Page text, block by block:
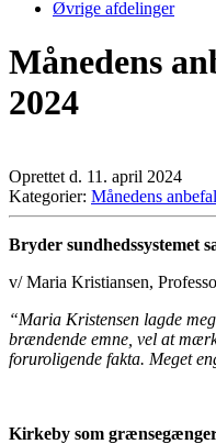
Øvrige afdelinger
Månedens
2024
Oprettet d. 11. april 2024
Kategorier: Månedens
Bryder sundhedssystemet
v/ Maria Kristiansen,
“Maria Kristensen lagde
brændende emne, vel at
foruroligende fakta. Meget
Kirkeby som